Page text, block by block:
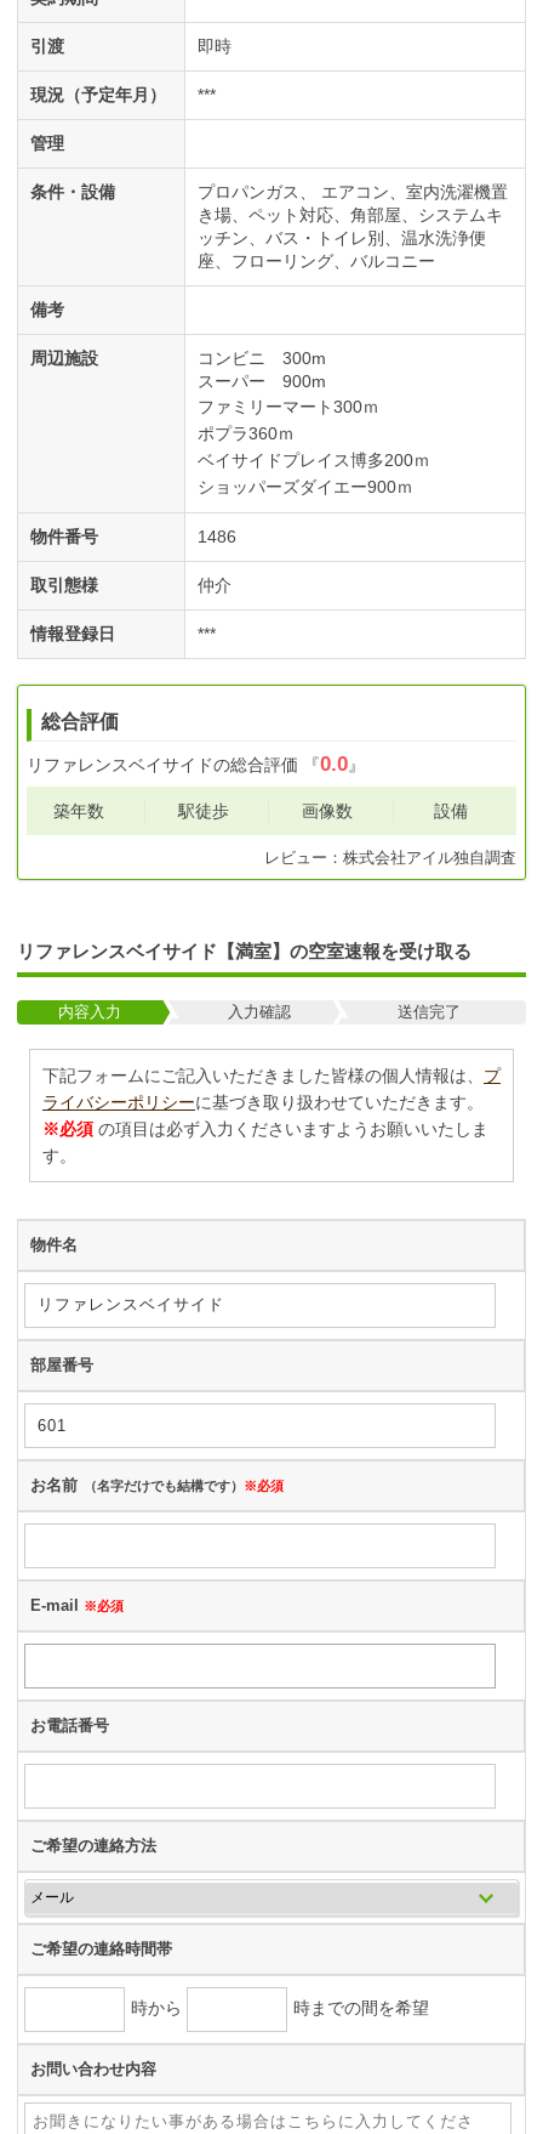
引渡 即時
現況（予定年月） ***
管理
条件・設備 プロパンガス エアコン
室内洗濯機置
き場
ペット対応 角部屋
システムキ
ッチン
バス・トイレ別
温水洗浄便
座
フローリング バルコニー
備考
周辺施設
コンビニ 300m
スーパー 900m
ファミリーマート300ｍ
ポプラ360ｍ
ベイサイドプレイス博多200ｍ
ショッパーズダイエー900ｍ
物件番号 1486
取引態様 仲介
情報登録日 ***
総合評価
リファレンスベイサイドの総合評価 『0.0』
築年数 駅徒歩 画像数 設備
レビュー： 株式会社アイル独自調査
リファレンスベイサイド【満室】の空室速報を受け取る
内容入力 入力確認 送信完了
下記フォームにご記入いただきました皆様の個人情報は、 プ
ライバシーポリシーに基づき取り扱わせていただきます。
※必須 の項目は必ず入力くださいますようお願いいたしま
す。
物件名
部屋番号
お名前 （名字だけでも結構です） ※必須
E-mail ※必須
お電話番号
ご希望の連絡方法
ご希望の連絡時間帯
時から 時までの間を希望
お問い合わせ内容